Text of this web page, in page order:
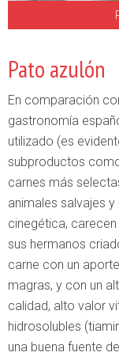
Pato azulón
En comparación
gastronomía
utilizado (es
subproductos
carnes más
animales salvajes
cinegética,
sus hermanos
carne con un
magras, y con un
calidad, alto valor
hidrosolubles
una buena fuente